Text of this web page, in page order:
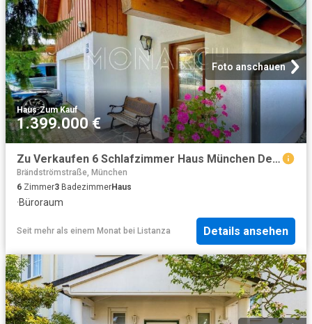
Foto anschauen
Haus·Zum Kauf
1.399.000 €
Zu Verkaufen 6 Schlafzimmer Haus München Deutschland DS95086105
Brändströmstraße, München
6 Zimmer3 BadezimmerHaus
·Büroraum
Seit mehr als einem Monat bei Listanza Details ansehen